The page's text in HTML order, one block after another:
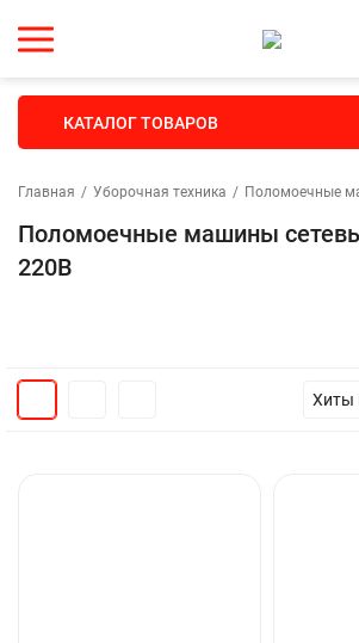
КАТАЛОГ ТОВАРОВ
Главная / Уборочная техника / Поломоечные
Поломоечные машины
220В
Хиты